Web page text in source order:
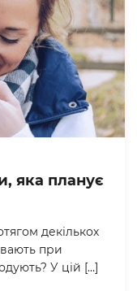
яка планує
декількох
при
У цій […]